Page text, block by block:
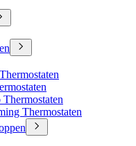
Thermostaten